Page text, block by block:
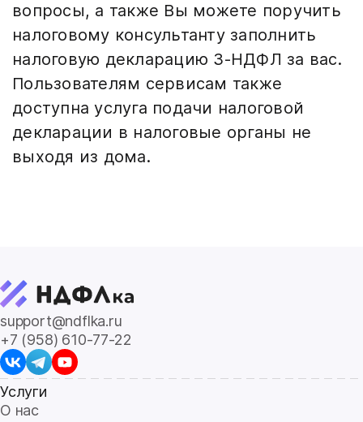
вопросы, а также Вы можете поручить
налоговому консультанту заполнить
налоговую декларацию 3-НДФЛ за вас.
Пользователям сервисам также
доступна услуга подачи налоговой
декларации в налоговые органы не
выходя из дома.
support@ndflka.ru
+7 (958) 610-77-22
Услуги
О нас